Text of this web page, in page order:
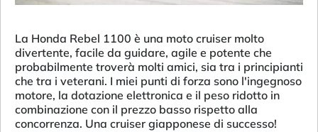
La Honda Rebel 1100 è una moto cruiser molto
divertente, facile da guidare, agile e potente che
probabilmente troverà molti amici, sia tra i principianti
che tra i veterani. I miei punti di forza sono l'ingegnoso
motore, la dotazione elettronica e il peso ridotto in
combinazione con il prezzo basso rispetto alla
concorrenza. Una cruiser giapponese di successo!